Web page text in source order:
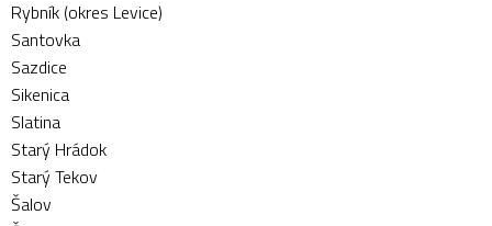
Rybník (okres Levice)
Santovka
Sazdice
Sikenica
Slatina
Starý Hrádok
Starý Tekov
Šalov